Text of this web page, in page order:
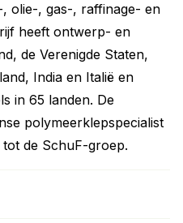
olie-, gas-, raffinage- en
heeft ontwerp- en
de Verenigde Staten,
India en Italië en
in 65 landen. De
polymeerklepspecialist
de SchuF-groep.